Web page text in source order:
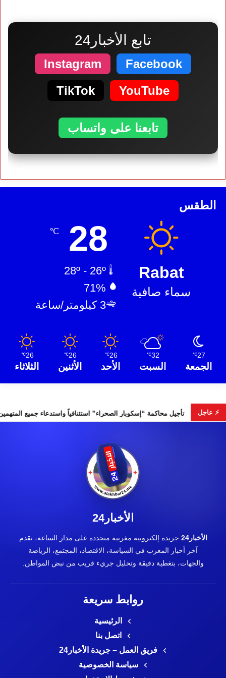
تابع الأخبار24
Facebook
Instagram
YouTube
TikTok
تابعنا على واتساب
الطقس
Rabat
سماء صافية
28
℃
71%
3 كيلومتر/ساعة
27
℃
الجمعة
32
℃
السبت
26
℃
الأحد
26
℃
الأثنين
26
℃
الثلاثاء
⚡ عاجلالتشريعية تأجيل محاكمة “إسكوبار الصحراء” استئنافياً
الأخبار24
الأخبار24
جريدة إلكترونية مغربية متجددة على مدار الساعة، تقدم
آخر أخبار المغرب في السياسة، الاقتصاد، المجتمع، الرياضة
والجهات، بتغطية دقيقة وتحليل جريء قريب من نبض المواطن.
روابط سريعة
الرئيسية
اتصل بنا
فريق العمل – جريدة الأخبار24
سياسة الخصوصية